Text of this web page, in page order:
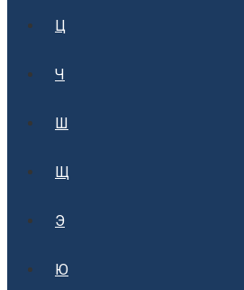
Ц
Ч
Ш
Щ
Э
Ю